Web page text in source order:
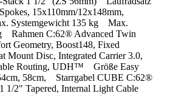
15x110mm/12x148mm,
Systemgewicht 135 kg Max.
Rahmen C:62® Advanced Twin
Geometry, Boost148, Fixed
Mount Disc, Integrated Carrier 3.0,
Routing, UDH™ Größe Easy
58cm, Starrgabel CUBE C:62®
1/2" Tapered, Internal Light Cable